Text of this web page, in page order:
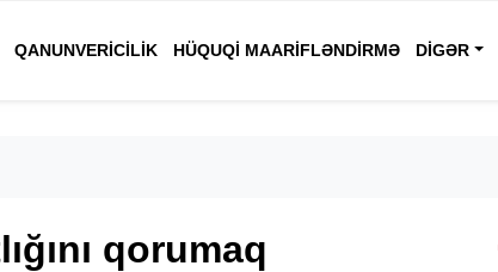
QANUNVERICILIK HÜQUQI MAARIFLƏNDIRMƏ DIGƏR
qorumaq